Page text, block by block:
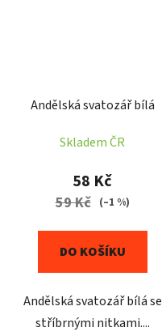
Andělská svatozář bílá
Skladem ČR
58 Kč
59 Kč (–1 %)
DO KOŠÍKU
Andělská svatozář bílá se
stříbrnými nitkami....